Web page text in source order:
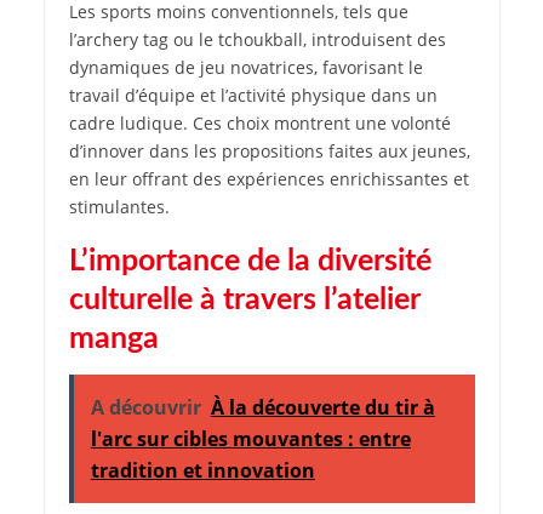
Les sports moins conventionnels, tels que
l’archery tag ou le tchoukball, introduisent des
dynamiques de jeu novatrices, favorisant le
travail d’équipe et l’activité physique dans un
cadre ludique. Ces choix montrent une volonté
d’innover dans les propositions faites aux jeunes,
en leur offrant des expériences enrichissantes et
stimulantes.
L’importance de la diversité
culturelle à travers l’atelier
manga
A découvrir À la découverte du tir à
l'arc sur cibles mouvantes : entre
tradition et innovation